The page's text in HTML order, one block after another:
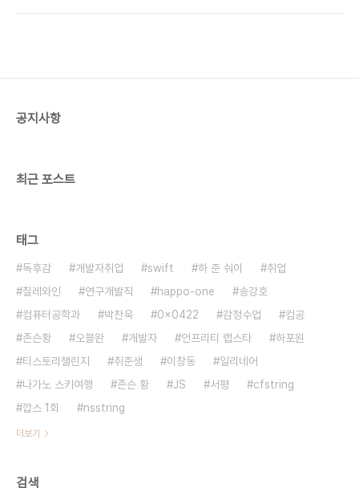
공지사항
최근 포스트
태그
독후감 개발자취업 swift 하 준 숴이
취업
칠레와인
연구개발직 happo-one
송강호
컴퓨터공학과
박찬욱 0x0422 감정수업
컴공
존슨황
오블완 개발자 언프리티 랩스타
하포원
티스토리챌린지
취준생 이창동
일리네어
나가노 스키여행
존슨 황 JS 서평
cfstring
깝스 1회
nsstring
더보기
검색